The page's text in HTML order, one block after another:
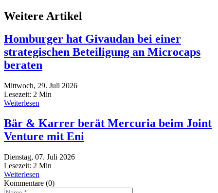
Weitere Artikel
Homburger hat Givaudan bei einer
strategischen Beteiligung an Microcaps
beraten
Mittwoch, 29. Juli 2026
Lesezeit: 2 Min
Weiterlesen
Bär & Karrer berät Mercuria beim Joint
Venture mit Eni
Dienstag, 07. Juli 2026
Lesezeit: 2 Min
Weiterlesen
Kommentare (0)